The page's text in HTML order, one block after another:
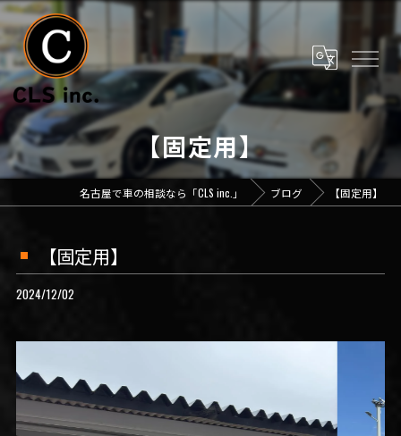
【固定用】
名古屋で車の相談なら「CLS inc.」 ブログ 【固定用】
【固定用】
2024/12/02